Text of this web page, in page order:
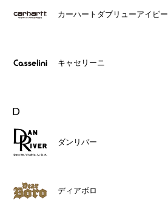
カーハートダブリューアイピー
キャセリーニ
D
ダンリバー
ディアボロ